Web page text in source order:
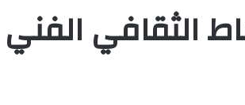
الثقافي